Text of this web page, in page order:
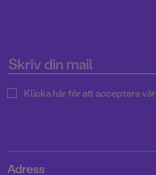
Klicka här för att acceptera vår
Adress